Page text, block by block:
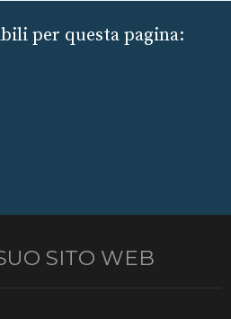
per questa pagina:
SITO WEB